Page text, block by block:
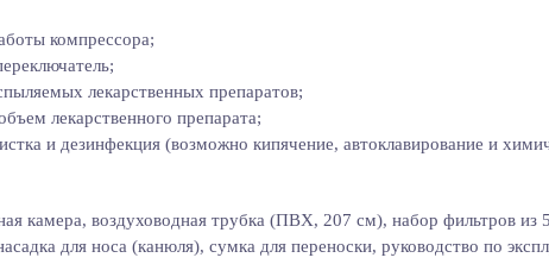
компрессора;
лекарственных препаратов;
лекарственного препарата;
и дезинфекция (возможно кипячение, автоклавирование и
камера, воздуховодная трубка (ПВХ, 207 см), набор фильтров
для носа (канюля), сумка для переноски, руководство по